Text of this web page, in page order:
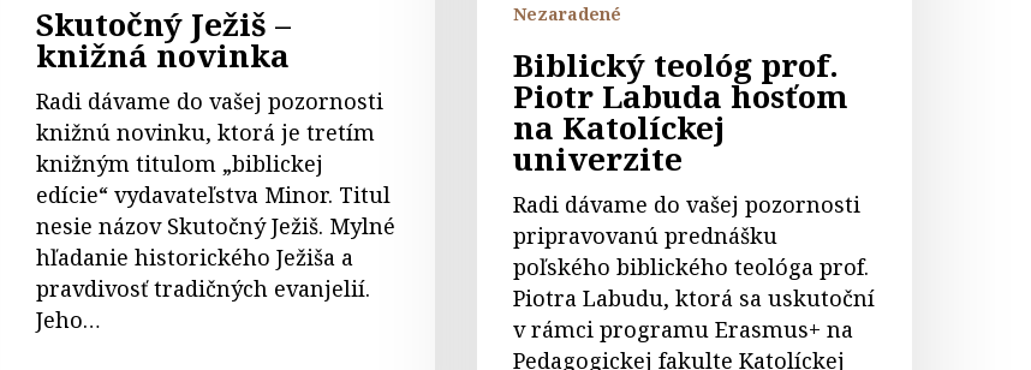
Skutočný Ježiš –
knižná novinka
Radi dávame do vašej pozornosti
knižnú novinku, ktorá je tretím
knižným titulom „biblickej
edície“ vydavateľstva Minor. Titul
nesie názov Skutočný Ježiš. Mylné
hľadanie historického Ježiša a
pravdivosť tradičných evanjelií.
Jeho…
Nezaradené
Biblický teológ prof.
Piotr Labuda hosťom
na Katolíckej
univerzite
Radi dávame do vašej pozornosti
pripravovanú prednášku
poľského biblického teológa prof.
Piotra Labudu, ktorá sa uskutoční
v rámci programu Erasmus+ na
Pedagogickej fakulte Katolíckej